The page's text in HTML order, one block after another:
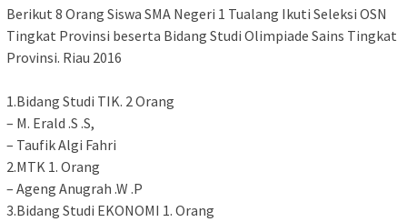
Berikut 8 Orang Siswa SMA Negeri 1 Tualang Ikuti Seleksi OSN
Tingkat Provinsi beserta Bidang Studi Olimpiade Sains Tingkat
Provinsi. Riau 2016
1.Bidang Studi TIK. 2 Orang
– M. Erald .S .S,
– Taufik Algi Fahri
2.MTK 1. Orang
– Ageng Anugrah .W .P
3.Bidang Studi EKONOMI 1. Orang